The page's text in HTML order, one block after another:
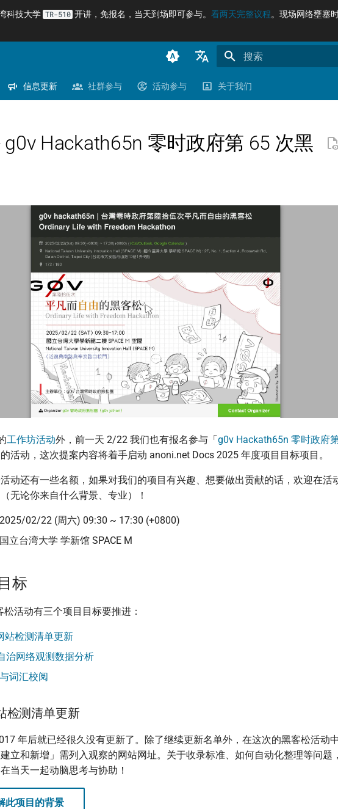
科技大学 TR-510 开讲，免报名，当天到场即可参与。 看两天完整议程。现场网络壅塞
臺灣正體（zh-TW）
信息更新 社群参与 活动参与 关于我们
g0v Hackath65n 零时政府第 65 次黑
工作坊活动外，前一天 2/22 我们也有报名参与「g0v Hackath65n 零时政府
的活动，这次提案内容将着手启动 anoni.net Docs 2025 年度项目目标项目。
动还有一些名额，如果对我们的项目有兴趣、想要做出贡献的话，欢迎在活
无论你来自什么背景、专业）！
02/22 (周六) 09:30 ~ 17:30 (+0800)
立台湾大学 学新馆 SPACE M
标
活动有三个项目目标要推进：
站检测清单更新
治网络观测数据分析
词汇校阅
检测清单更新
年后就已经很久没有更新了。除了继续更新名单外，在这次的黑客松活动
立和新增」需列入观察的网站网址。关于收录标准、如何自动化整理等问题
当天一起动脑思考与协助！
此项目的背景